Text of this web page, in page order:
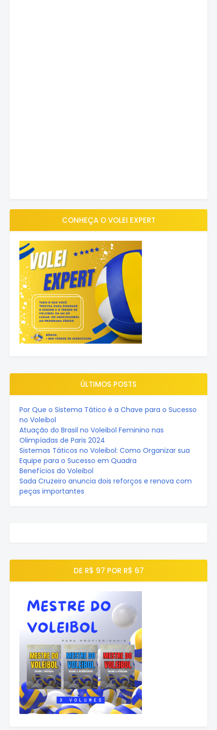
CONHEÇA O VOLEI EXPERT
ÚLTIMOS POSTS
Por Que o Sistema Tático é a Chave para o Sucesso
no Voleibol
Atuação do Brasil no Voleibol Feminino nas
Olimpíadas de Paris 2024
Sistemas Táticos no Voleibol: Como Organizar sua
Equipe para o Sucesso em Quadra
Benefícios do Voleibol
Sada Cruzeiro anuncia dois reforços e renova com
peças importantes
DE R$ 97 POR R$ 67